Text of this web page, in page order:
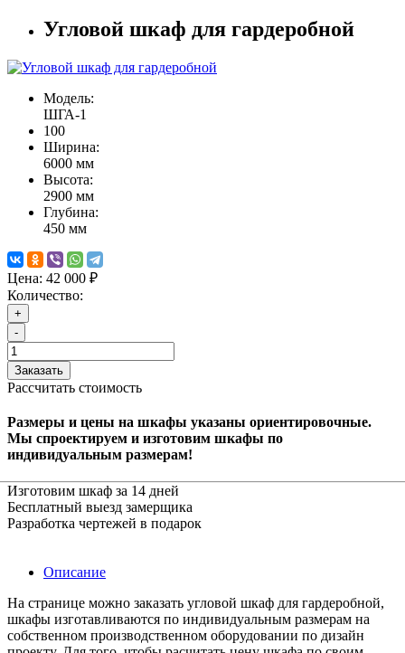
Угловой шкаф для гардеробной
Модель:
ШГА-1
100
Ширина:
6000 мм
Высота:
2900 мм
Глубина:
450 мм
Цена: 42 000 ₽
Количество:
+
-
Заказать
Рассчитать стоимость
Размеры и цены на шкафы указаны ориентировочные.
Мы спроектируем и изготовим шкафы по
индивидуальным размерам!
Изготовим шкаф за 14 дней
Бесплатный выезд замерщика
Разработка чертежей в подарок
Описание
На странице можно заказать угловой шкаф для гардеробной,
шкафы изготавливаются по индивидуальным размерам на
собственном производственном оборудовании по дизайн